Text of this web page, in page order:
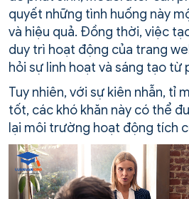
quyết những tình huống này
và hiệu quả. Đồng thời, việc
duy trì hoạt động của trang
hỏi sự linh hoạt và sáng tạo từ
Tuy nhiên, với sự kiên nhẫn, tỉ
tốt, các khó khăn này có thể
lại môi trường hoạt động tích